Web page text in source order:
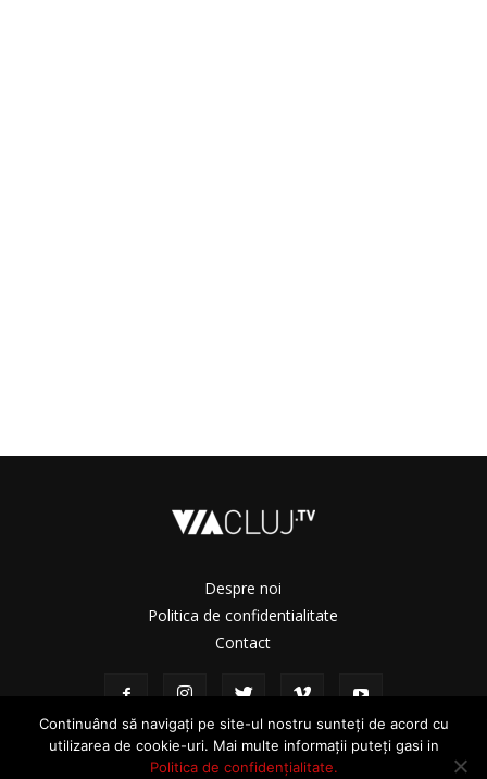
Despre noi
Politica de confidentialitate
Contact
Continuând să navigați pe site-ul nostru sunteți de acord cu
utilizarea de cookie-uri. Mai multe informații puteți gasi in
Politica de confidențialitate.